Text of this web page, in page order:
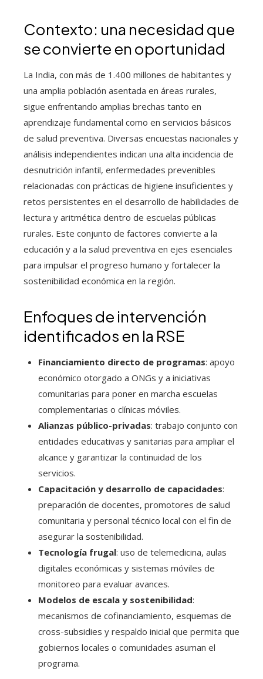
Contexto: una necesidad que
se convierte en oportunidad
La India, con más de 1.400 millones de habitantes y
una amplia población asentada en áreas rurales,
sigue enfrentando amplias brechas tanto en
aprendizaje fundamental como en servicios básicos
de salud preventiva. Diversas encuestas nacionales y
análisis independientes indican una alta incidencia de
desnutrición infantil, enfermedades prevenibles
relacionadas con prácticas de higiene insuficientes y
retos persistentes en el desarrollo de habilidades de
lectura y aritmética dentro de escuelas públicas
rurales. Este conjunto de factores convierte a la
educación y a la salud preventiva en ejes esenciales
para impulsar el progreso humano y fortalecer la
sostenibilidad económica en la región.
Enfoques de intervención
identificados en la RSE
Financiamiento directo de programas: apoyo
económico otorgado a ONGs y a iniciativas
comunitarias para poner en marcha escuelas
complementarias o clínicas móviles.
Alianzas público-privadas: trabajo conjunto con
entidades educativas y sanitarias para ampliar el
alcance y garantizar la continuidad de los
servicios.
Capacitación y desarrollo de capacidades:
preparación de docentes, promotores de salud
comunitaria y personal técnico local con el fin de
asegurar la sostenibilidad.
Tecnología frugal: uso de telemedicina, aulas
digitales económicas y sistemas móviles de
monitoreo para evaluar avances.
Modelos de escala y sostenibilidad:
mecanismos de cofinanciamiento, esquemas de
cross-subsidies y respaldo inicial que permita que
gobiernos locales o comunidades asuman el
programa.